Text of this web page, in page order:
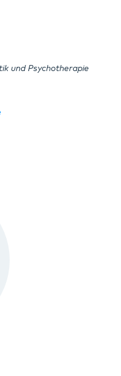
und Psychotherapie